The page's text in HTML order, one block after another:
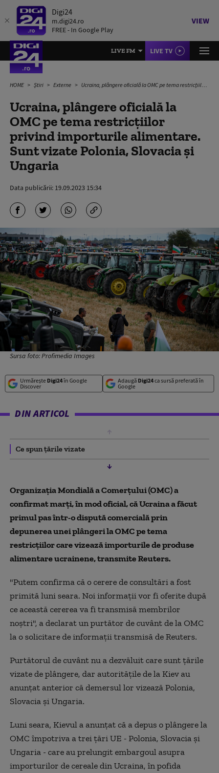
Digi24
m.digi24.ro
FREE - In Google Play
VIEW
LIVE FM LIVE TV
HOME Știri Externe Ucraina, plângere oficială la OMC pe tema restricțiilor privind importurile alimentare. Sunt vizate Polonia, Slovacia și Ungaria
Ucraina, plângere oficială la
OMC pe tema restricțiilor
privind importurile alimentare.
Sunt vizate Polonia, Slovacia și
Ungaria
Data publicării: 19.09.2023 15:34
Sursa foto: Profimedia Images
Urmărește Digi24în Google
Discover
Adaugă Digi24ca sursă preferată în
Google
DIN ARTICOL
Ce spun țările vizate
Organizaţia Mondială a Comerţului (OMC) a
confirmat marţi, în mod oficial, că Ucraina a făcut
primul pas într-o dispută comercială prin
depunerea unei plângeri la OMC pe tema
restricţiilor care vizează importurile de produse
alimentare ucrainene, transmite Reuters.
"Putem confirma că o cerere de consultări a fost
primită luni seara. Noi informaţii vor fi oferite după
ce această cererea va fi transmisă membrilor
noştri", a declarat un purtător de cuvânt de la OMC
la o solicitare de informaţii transmisă de Reuters.
Purtătorul de cuvânt nu a dezvăluit care sunt ţările
vizate de plângere, dar autorităţile de la Kiev au
anunţat anterior că demersul lor vizează Polonia,
Slovacia şi Ungaria.
Luni seara, Kievul a anunţat că a depus o plângere la
OMC împotriva a trei ţări UE - Polonia, Slovacia şi
Ungaria - care au prelungit embargoul asupra
importurilor de cereale din Ucraina, în pofida